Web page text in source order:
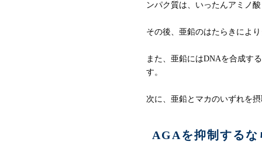
ンパク質は、いったんアミノ
その後、亜鉛のはたらきによ
また、亜鉛にはDNAを合成す
す。
次に、亜鉛とマカのいずれを
AGAを抑制するな